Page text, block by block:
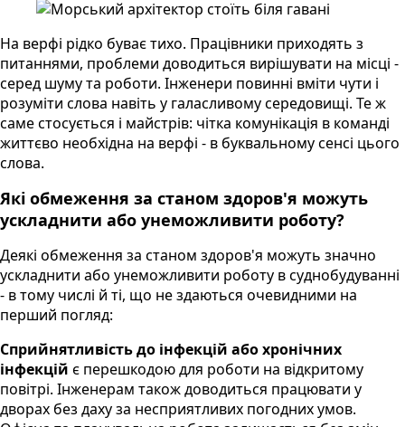
На верфі рідко буває тихо. Працівники приходять з
питаннями, проблеми доводиться вирішувати на місці -
серед шуму та роботи. Інженери повинні вміти чути і
розуміти слова навіть у галасливому середовищі. Те ж
саме стосується і майстрів: чітка комунікація в команді
життєво необхідна на верфі - в буквальному сенсі цього
слова.
Які обмеження за станом здоров'я можуть
ускладнити або унеможливити роботу?
Деякі обмеження за станом здоров'я можуть значно
ускладнити або унеможливити роботу в суднобудуванні
- в тому числі й ті, що не здаються очевидними на
перший погляд:
Сприйнятливість до інфекцій або хронічних
інфекцій є перешкодою для роботи на відкритому
повітрі. Інженерам також доводиться працювати у
дворах без даху за несприятливих погодних умов.